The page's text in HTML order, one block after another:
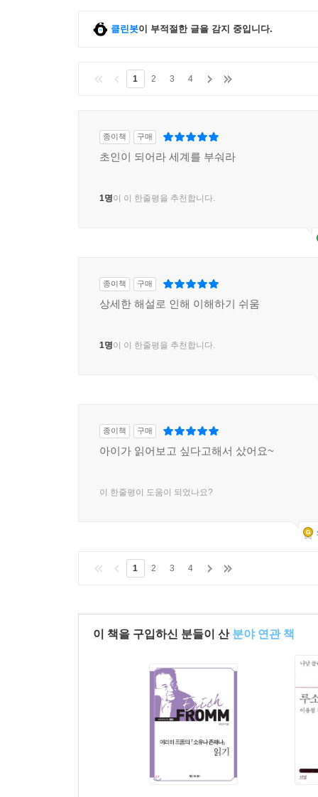
클린봇이 부적절한 글을 감지 중입니다.
1 2 3 4
종이책 구매
초인이 되어라 세계를 부숴라
1명이 이 한줄평을 추천합니다.
종이책 구매
상세한 해설로 인해 이해하기 쉬움
1명이 이 한줄평을 추천합니다.
종이책 구매
아이가 읽어보고 싶다고해서 샀어요~
이 한줄평이 도움이 되었나요?
1 2 3 4
이 책을 구입하신 분들이 산 분야 연관 책